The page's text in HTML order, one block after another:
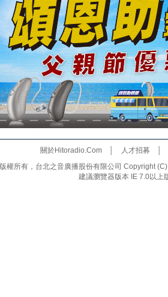
關於Hitoradio.Com│ 人才招募
版權所有，台北之音廣播股份有限公司 Copyright
建議瀏覽器版本 IE 7.0以上